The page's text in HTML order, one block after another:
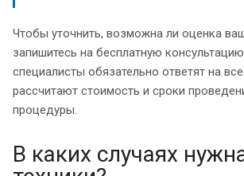
Чтобы уточнить, возможна ли оценка
запишитесь на бесплатную
специалисты обязательно ответят на
рассчитают стоимость и сроки
процедуры.
В каких случаях